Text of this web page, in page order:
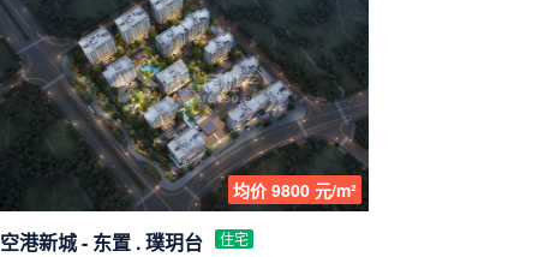
均价 9800 元/m²
空港新城 - 东置 . 璞玥台
住宅